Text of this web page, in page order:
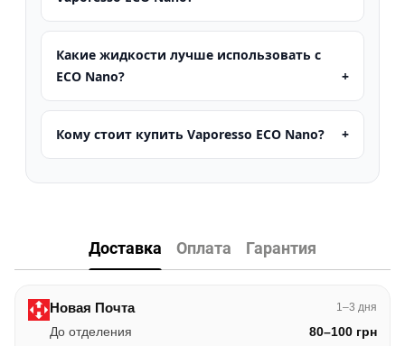
Какие жидкости лучше использовать с
ECO Nano?
Кому стоит купить Vaporesso ECO Nano?
Доставка Оплата Гарантия
Новая Почта 1–3 дня
До отделения
80–100 грн